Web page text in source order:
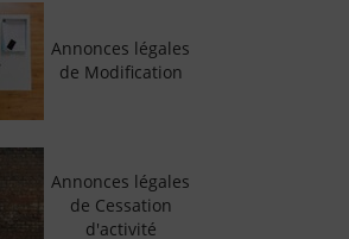
Annonces légales
de Modification
Annonces légales
de Cessation
d'activité